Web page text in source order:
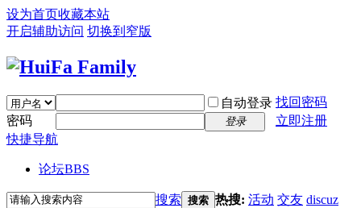
设为首页收藏本站
开启辅助访问 切换到窄版
自动登录 找回密码
密码
登录
立即注册
快捷导航
论坛BBS
搜索 搜索 热搜: 活动 交友 discuz